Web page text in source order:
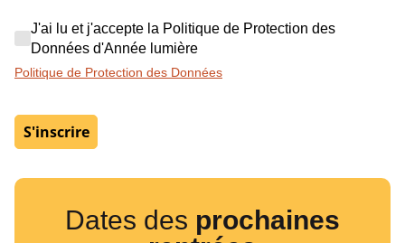
J'ai lu et j'accepte la Politique de Protection
J'ai lu et j'accepte la Politique de Protection des
Données d'Année lumière
Politique de Protection des Données
S'inscrire
Dates des prochaines